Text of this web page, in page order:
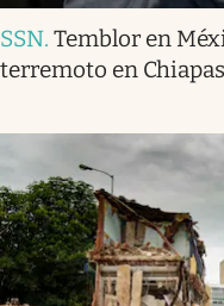
SSN. Temblor en
terremoto en